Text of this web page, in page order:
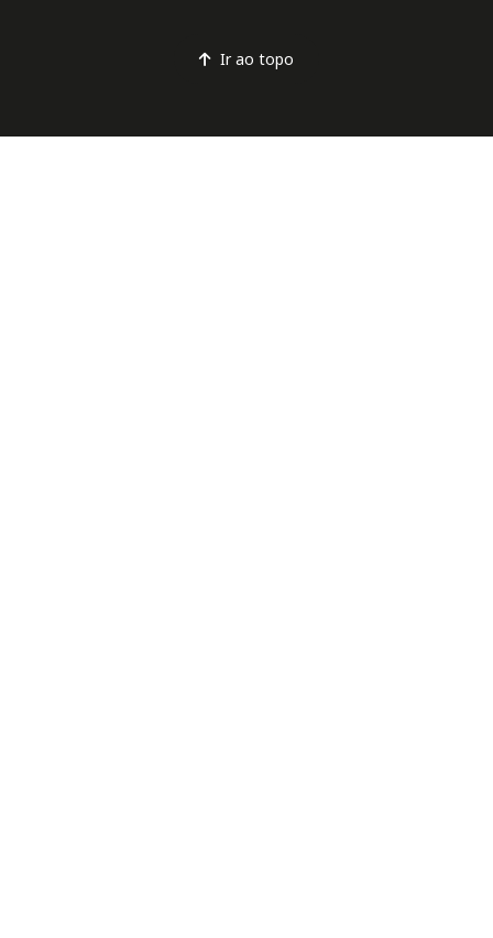
Ir ao topo